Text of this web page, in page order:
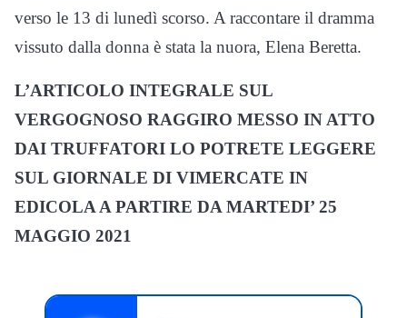
verso le 13 di lunedì scorso. A raccontare il dramma
vissuto dalla donna è stata la nuora, Elena Beretta.
L’ARTICOLO INTEGRALE SUL
VERGOGNOSO RAGGIRO MESSO IN ATTO
DAI TRUFFATORI LO POTRETE LEGGERE
SUL GIORNALE DI VIMERCATE IN
EDICOLA A PARTIRE DA MARTEDI’ 25
MAGGIO 2021